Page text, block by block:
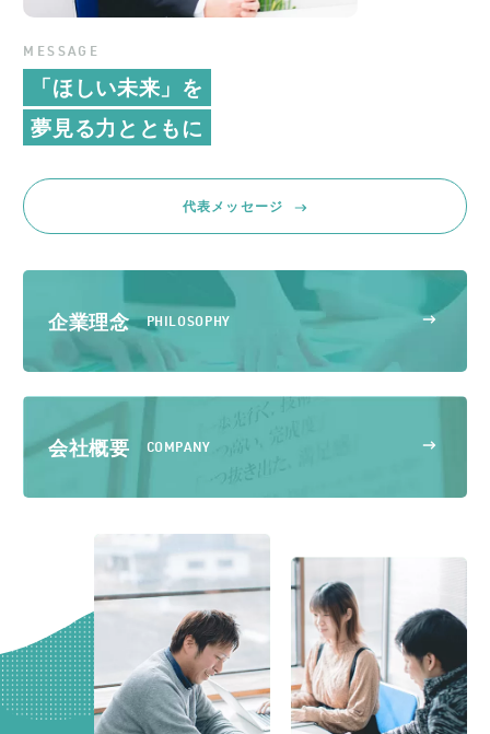
MESSAGE
「ほしい未来」を
夢見る力とともに
代表メッセージ
企業理念 PHILOSOPHY
会社概要 COMPANY